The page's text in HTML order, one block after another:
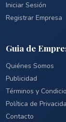
Iniciar Sesión
Registrar Empresa
Guia de
Quiénes Somos
Publicidad
Términos y
Política de
Contacto